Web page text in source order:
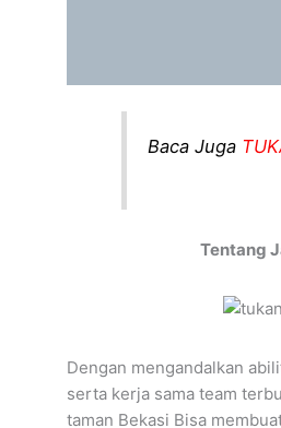
Baca Juga
Tentang
Dengan mengandalkan
serta kerja sama team
taman Bekasi Bisa